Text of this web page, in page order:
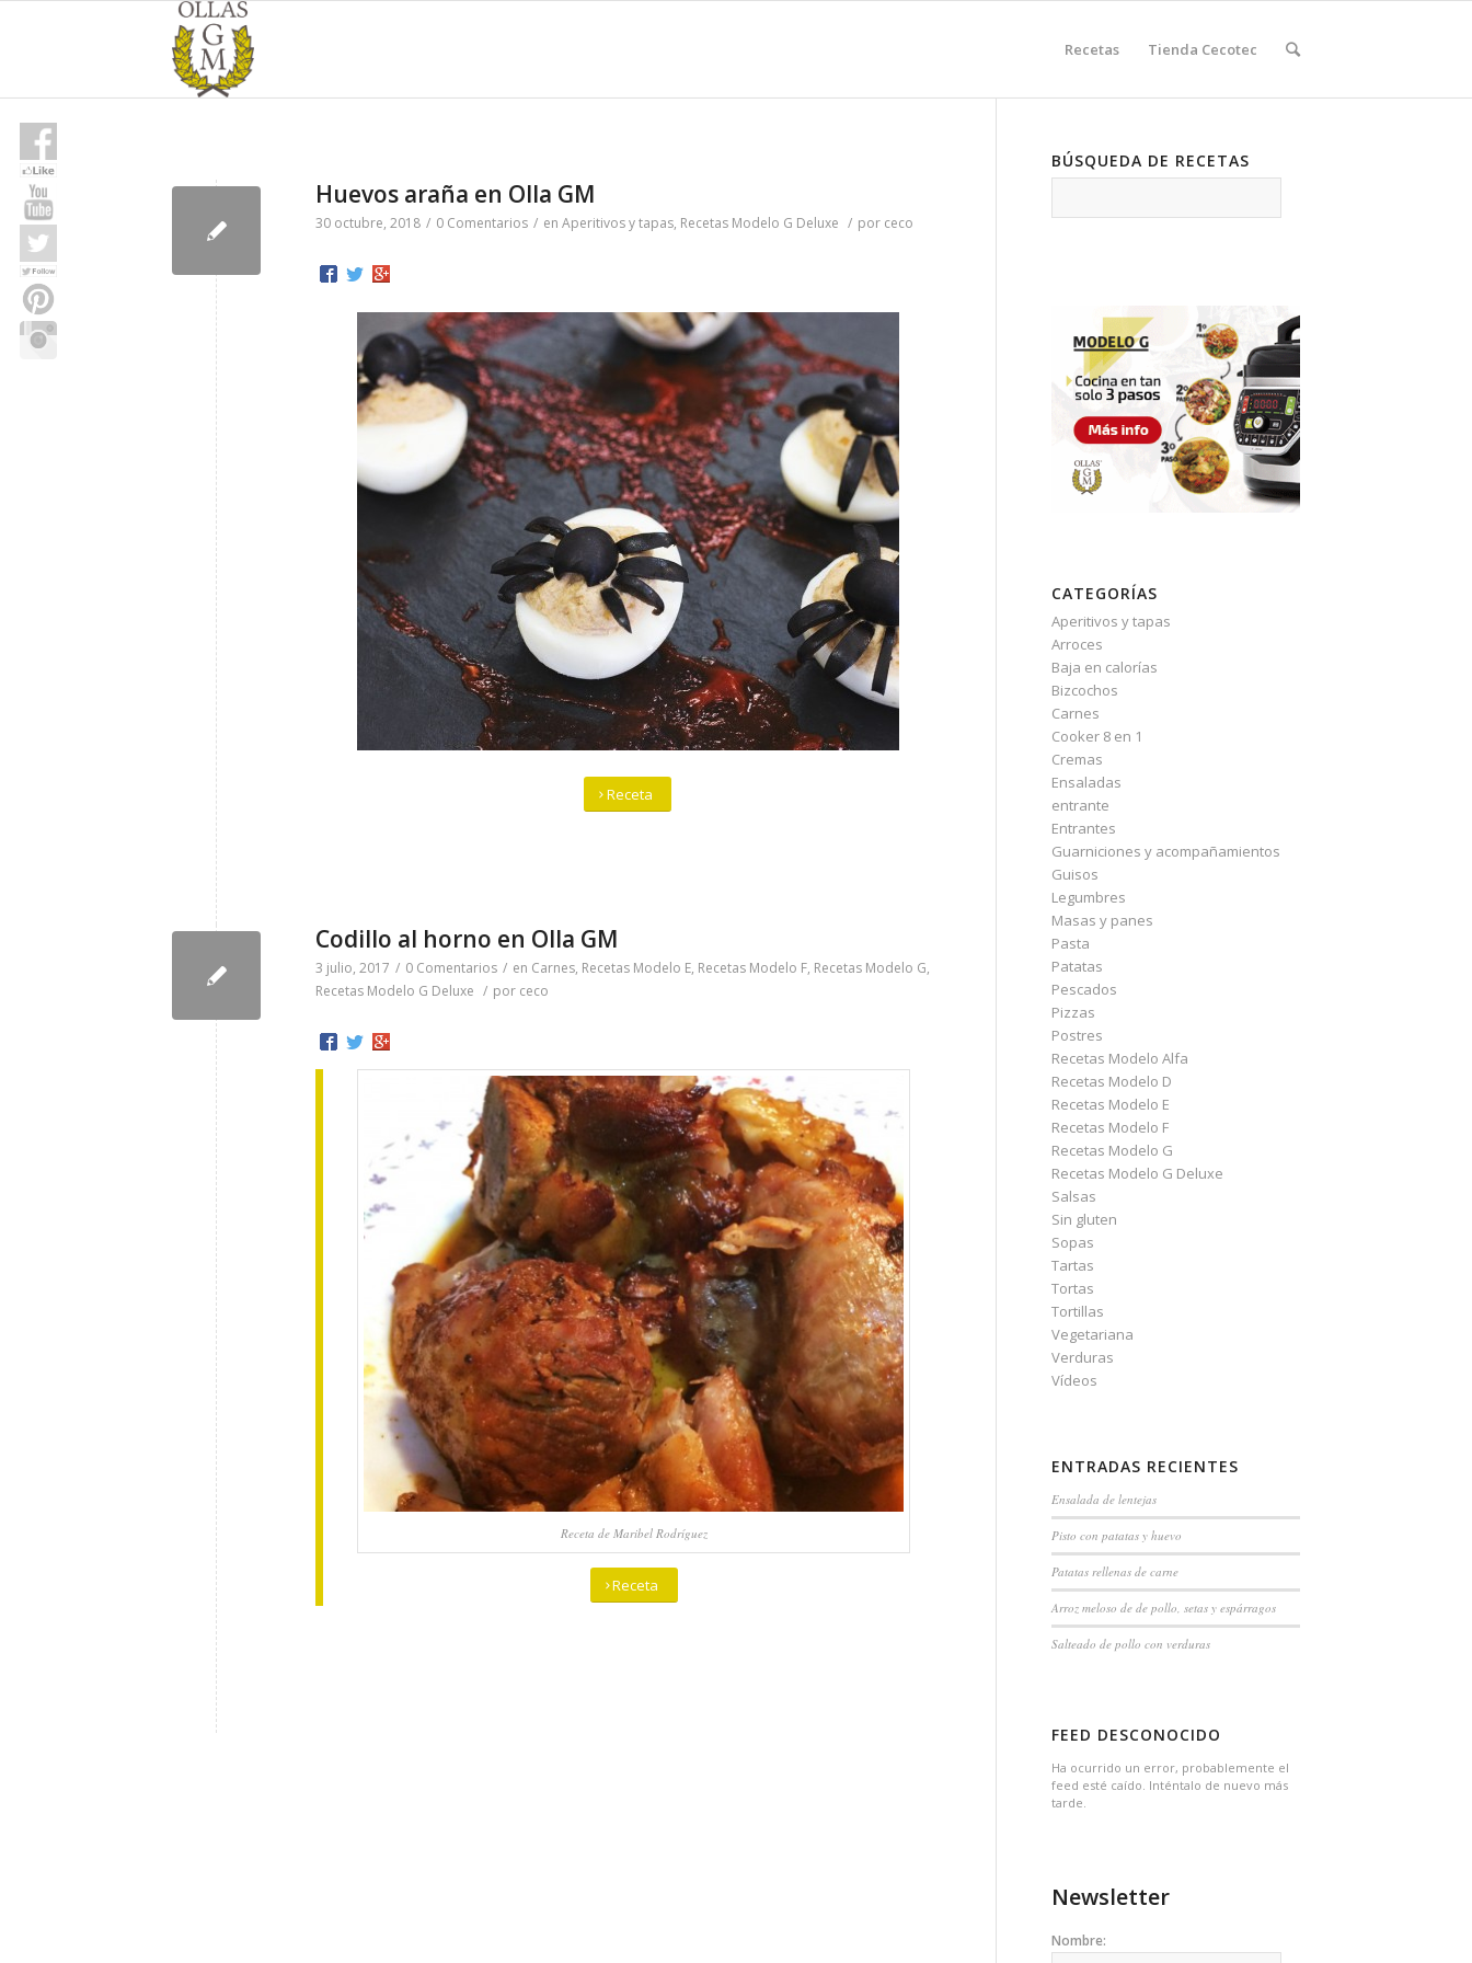
Recetas Tienda Cecotec
Huevos araña en Olla GM
30 octubre, 2018 / 0 Comentarios / en Aperitivos y tapas, Recetas Modelo G Deluxe / por ceco
Receta
Codillo al horno en Olla GM
3 julio, 2017 / 0 Comentarios / en Carnes, Recetas Modelo E, Recetas Modelo F, Recetas Modelo G,
Recetas Modelo G Deluxe / por ceco
Receta de Maribel Rodríguez
Receta
BÚSQUEDA DE RECETAS
CATEGORÍAS
Aperitivos y tapas
Arroces
Baja en calorías
Bizcochos
Carnes
Cooker 8 en 1
Cremas
Ensaladas
entrante
Entrantes
Guarniciones y acompañamientos
Guisos
Legumbres
Masas y panes
Pasta
Patatas
Pescados
Pizzas
Postres
Recetas Modelo Alfa
Recetas Modelo D
Recetas Modelo E
Recetas Modelo F
Recetas Modelo G
Recetas Modelo G Deluxe
Salsas
Sin gluten
Sopas
Tartas
Tortas
Tortillas
Vegetariana
Verduras
Vídeos
ENTRADAS RECIENTES
Ensalada de lentejas
Pisto con patatas y huevo
Patatas rellenas de carne
Arroz meloso de de pollo, setas y espárragos
Salteado de pollo con verduras
FEED DESCONOCIDO
Ha ocurrido un error, probablemente el
feed esté caído. Inténtalo de nuevo más
tarde.
Newsletter
Nombre: